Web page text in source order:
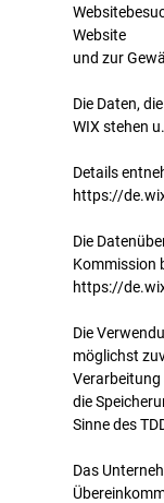
Website
und zur
Die Daten,
WIX stehen
Details
https://
Die
Kommission
https://
Die
möglichst
Verarbeitung
die
Sinne des
Das